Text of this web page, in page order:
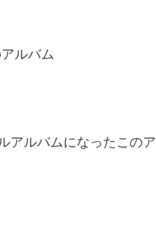
ルバム
アルバムになったこのア